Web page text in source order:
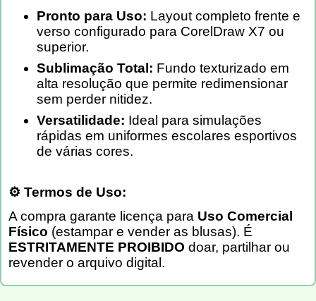
Pronto para Uso: Layout completo frente e
verso configurado para CorelDraw X7 ou
superior.
Sublimação Total: Fundo texturizado em
alta resolução que permite redimensionar
sem perder nitidez.
Versatilidade: Ideal para simulações
rápidas em uniformes escolares esportivos
de várias cores.
⚙️ Termos de Uso:
A compra garante licença para Uso Comercial
Físico (estampar e vender as blusas). É
ESTRITAMENTE PROIBIDO doar, partilhar ou
revender o arquivo digital.